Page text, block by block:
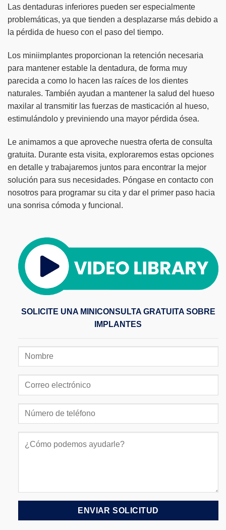
Las dentaduras inferiores pueden ser especialmente
problemáticas, ya que tienden a desplazarse más debido a
la pérdida de hueso con el paso del tiempo.
Los miniimplantes proporcionan la retención necesaria
para mantener estable la dentadura, de forma muy
parecida a como lo hacen las raíces de los dientes
naturales. También ayudan a mantener la salud del hueso
maxilar al transmitir las fuerzas de masticación al hueso,
estimulándolo y previniendo una mayor pérdida ósea.
Le animamos a que aproveche nuestra oferta de consulta
gratuita. Durante esta visita, exploraremos estas opciones
en detalle y trabajaremos juntos para encontrar la mejor
solución para sus necesidades. Póngase en contacto con
nosotros para programar su cita y dar el primer paso hacia
una sonrisa cómoda y funcional.
SOLICITE UNA MINICONSULTA GRATUITA SOBRE
IMPLANTES